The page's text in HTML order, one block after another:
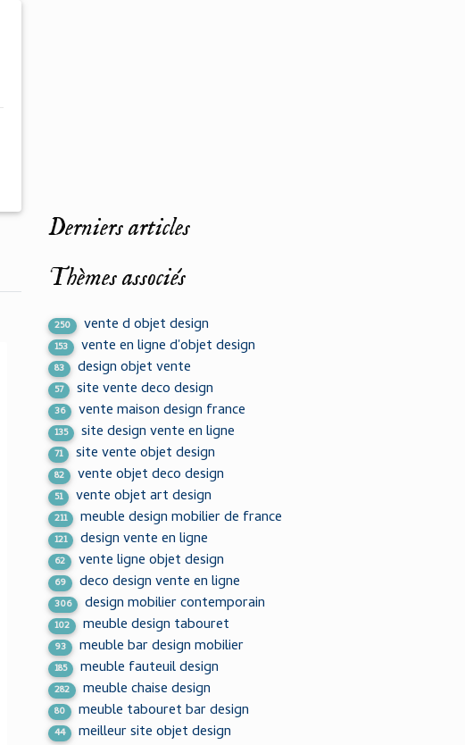
Derniers articles
Thèmes associés
250 vente d objet design
153 vente en ligne d'objet design
83 design objet vente
57 site vente deco design
36 vente maison design france
135 site design vente en ligne
71 site vente objet design
82 vente objet deco design
51 vente objet art design
211 meuble design mobilier de france
121 design vente en ligne
62 vente ligne objet design
69 deco design vente en ligne
306 design mobilier contemporain
102 meuble design tabouret
93 meuble bar design mobilier
185 meuble fauteuil design
282 meuble chaise design
80 meuble tabouret bar design
44 meilleur site objet design